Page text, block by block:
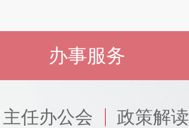
办事服务
主任办公会 政策解读